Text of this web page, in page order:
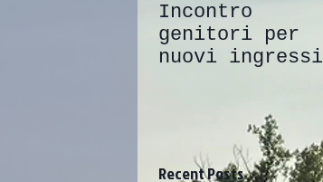
Incontro
genitori per
nuovi ingressi
Recent Posts